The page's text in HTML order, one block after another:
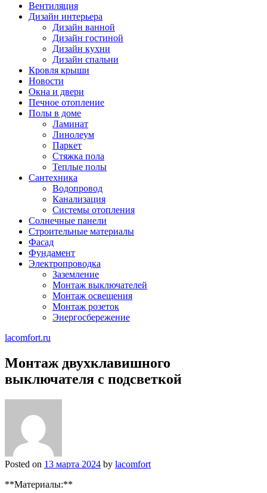
Вентиляция
Дизайн интерьера
Дизайн ванной
Дизайн гостиной
Дизайн кухни
Дизайн спальни
Кровля крыши
Новости
Окна и двери
Печное отопление
Полы в доме
Ламинат
Линолеум
Паркет
Стяжка пола
Теплые полы
Сантехника
Водопровод
Канализация
Системы отопления
Солнечные панели
Строительные материалы
Фасад
Фундамент
Электропроводка
Заземление
Монтаж выключателей
Монтаж освещения
Монтаж розеток
Энергосбережение
lacomfort.ru
Монтаж двухклавишного
выключателя с подсветкой
Posted on 13 марта 2024 by lacomfort
**Материалы:**